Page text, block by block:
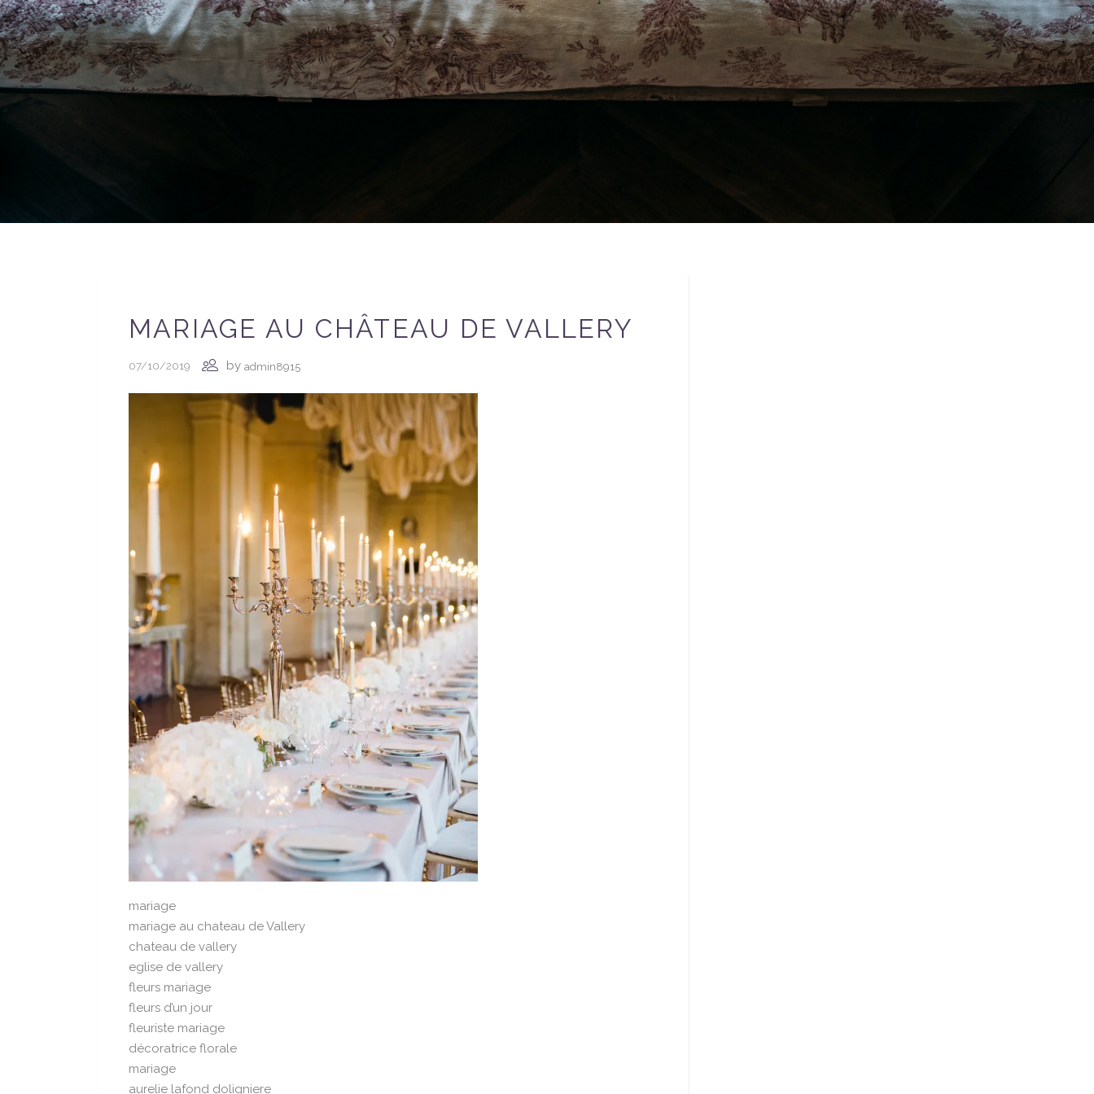
MARIAGE AU CHÂTEAU DE VALLERY
07/10/2019 by admin8915
mariage
mariage au chateau de Vallery
chateau de vallery
eglise de vallery
fleurs mariage
fleurs d’un jour
fleuriste mariage
décoratrice florale
mariage
aurelie lafond doligniere